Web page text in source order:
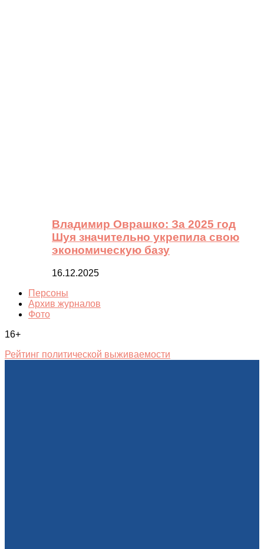
Владимир Оврашко: За 2025 год
Шуя значительно укрепила свою
экономическую базу
16.12.2025
Персоны
Архив журналов
Фото
16+
Рейтинг политической выживаемости